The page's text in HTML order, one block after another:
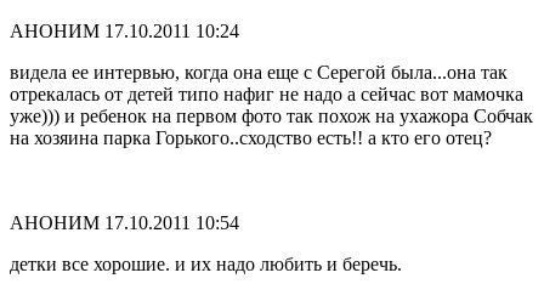
АНОНИМ 17.10.2011 10:24
видела ее интервью, когда она еще с Серегой была...она так
отрекалась от детей типо нафиг не надо а сейчас вот мамочка
уже))) и ребенок на первом фото так похож на ухажора Собчак
на хозяина парка Горького..сходство есть!! а кто его отец?
АНОНИМ 17.10.2011 10:54
детки все хорошие. и их надо любить и беречь.